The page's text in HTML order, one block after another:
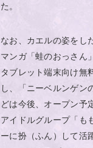
た。
なお、カエルの姿をし
マンガ「蛙のおっさん
タブレット端末向け無
し、「ニーベルンゲン
どは今後、オープン予
アイドルグループ「も
ーに扮（ふん）して活